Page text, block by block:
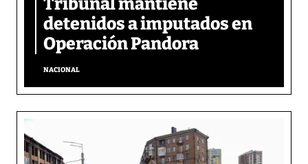
detenidos a imputados en
Operación Pandora
NACIONAL